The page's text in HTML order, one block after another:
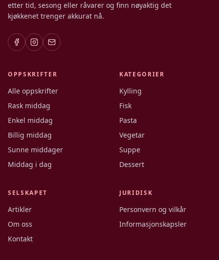
etter tid, sesong eller råvarer og finn nøyaktig det
kjøkkenet trenger akkurat nå.
OPPSKRIFTER
Alle oppskrifter
Rask middag
Enkel middag
Billig middag
Sunne middager
Middag i dag
KATEGORIER
Kylling
Fisk
Pasta
Vegetar
Suppe
Dessert
SELSKAPET
Artikler
Om oss
Kontakt
JURIDISK
Personvern og vilkår
Informasjonskapsler